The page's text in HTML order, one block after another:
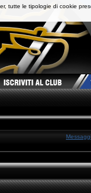
tutte le tipologie di cookie